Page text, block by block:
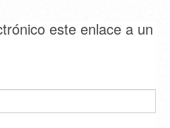
este enlace a un